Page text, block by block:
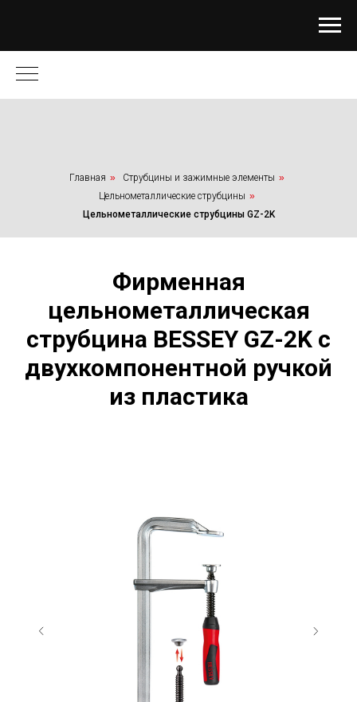
Главная » Струбцины и зажимные элементы »
Цельнометаллические струбцины »
Цельнометаллические струбцины GZ-2K
Фирменная
цельнометаллическая
струбцина BESSEY GZ-2K с
двухкомпонентной ручкой
из пластика